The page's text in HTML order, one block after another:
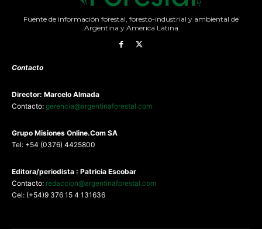
Fuente de información forestal, foresto-industrial y ambiental de
Argentina y América Latina
Contacto
Director: Marcelo Almada
Contacto: gerencia@argentinaforestal.com
Grupo Misiones Online.Com SA
Tel: +54 (0376) 4425800
Editora/periodista : Patricia Escobar
Contacto: redaccion@argentinaforestal.com
Cel: (+54)9 376 15 4 131636